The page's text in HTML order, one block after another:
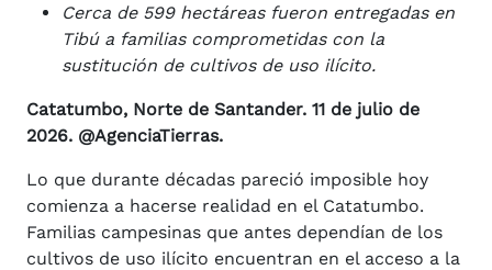
Cerca de 599 hectáreas fueron entregadas en
Tibú a familias comprometidas con la
sustitución de cultivos de uso ilícito.
Catatumbo, Norte de Santander. 11 de julio de
2026. @AgenciaTierras.
Lo que durante décadas pareció imposible hoy
comienza a hacerse realidad en el Catatumbo.
Familias campesinas que antes dependían de los
cultivos de uso ilícito encuentran en el acceso a la